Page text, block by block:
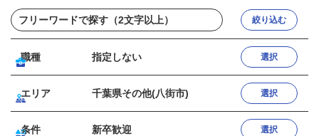
絞り込む
職種 指定しない 選択
エリア 千葉県その他(八街市) 選択
条件 新卒歓迎 選択